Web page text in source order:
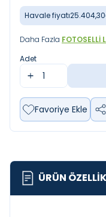
Havale fiyatı25.404,30
Daha Fazla FOTOSELLI
Adet
Favoriye Ekle
ÜRÜN